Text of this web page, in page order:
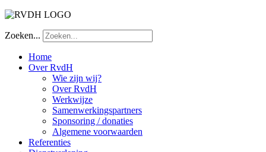
Zoeken...
Home
Over RvdH
Wie zijn wij?
Over RvdH
Werkwijze
Samenwerkingspartners
Sponsoring / donaties
Algemene voorwaarden
Referenties